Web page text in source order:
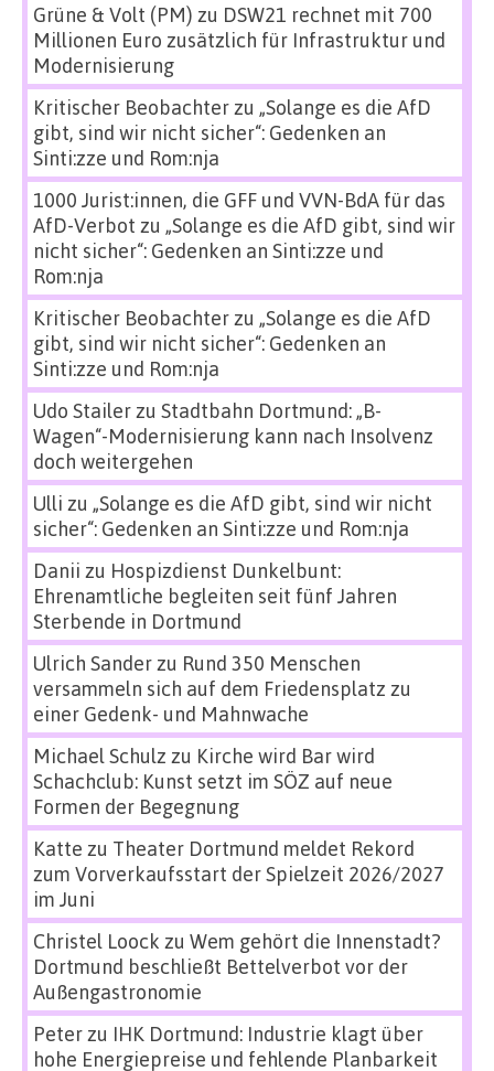
Grüne & Volt (PM) zu DSW21 rechnet mit 700
Millionen Euro zusätzlich für Infrastruktur und
Modernisierung
Kritischer Beobachterzu „Solange es die AfD
gibt, sind wir nicht sicher“: Gedenken an
Sinti:zze und Rom:nja
1000 Jurist:innen, die GFF und VVN-BdA für das
AfD-Verbot zu „Solange es die AfD gibt, sind wir
nicht sicher“: Gedenken an Sinti:zze und
Rom:nja
Kritischer Beobachterzu „Solange es die AfD
gibt, sind wir nicht sicher“: Gedenken an
Sinti:zze und Rom:nja
Udo Stailerzu Stadtbahn Dortmund: „B-
Wagen“-Modernisierung kann nach Insolvenz
doch weitergehen
Ulli zu „Solange es die AfD gibt, sind wir nicht
sicher“: Gedenken an Sinti:zze und Rom:nja
Danii zu Hospizdienst Dunkelbunt:
Ehrenamtliche begleiten seit fünf Jahren
Sterbende in Dortmund
Ulrich Sanderzu Rund 350 Menschen
versammeln sich auf dem Friedensplatz zu
einer Gedenk- und Mahnwache
Michael Schulz zu Kirche wird Bar wird
Schachclub: Kunst setzt im SÖZ auf neue
Formen der Begegnung
Katte zu Theater Dortmund meldet Rekord
zum Vorverkaufsstart der Spielzeit 2026/2027
im Juni
Christel Loock zu Wem gehört die Innenstadt?
Dortmund beschließt Bettelverbot vor der
Außengastronomie
Peterzu IHK Dortmund: Industrie klagt über
hohe Energiepreise und fehlende Planbarkeit